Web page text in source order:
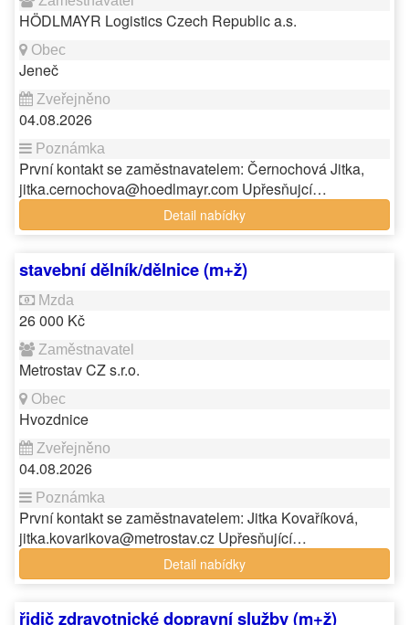
HÖDLMAYR Logistics Czech Republic a.s.
Jeneč
04.08.2026
První kontakt se zaměstnavatelem: Černochová Jitka,
jitka.cernochova@hoedlmayr.com Upřesňujcí…
Detail nabídky
stavební dělník/dělnice (m+ž)
26 000 Kč
Metrostav CZ s.r.o.
Hvozdnice
04.08.2026
První kontakt se zaměstnavatelem: Jitka Kovaříková,
jitka.kovarikova@metrostav.cz Upřesňující…
Detail nabídky
řidič zdravotnické dopravní služby (m+ž)